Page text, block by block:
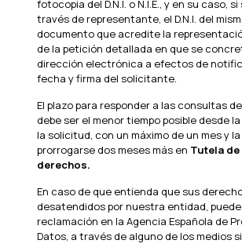
fotocopia del D.N.I. o N.I.E., y en su caso,
través de representante, el D.N.I. del
documento que acredite la
de la petición detallada en que se
dirección electrónica a efectos de
fecha y firma del solicitante.
El plazo para responder a las consultas
debe ser el menor tiempo posible desde
la solicitud, con un máximo de un mes y
prorrogarse dos meses más en Tutela
derechos.
En caso de que entienda que sus
desatendidos por nuestra entidad,
reclamación en la Agencia Española de
Datos, a través de alguno de los medios